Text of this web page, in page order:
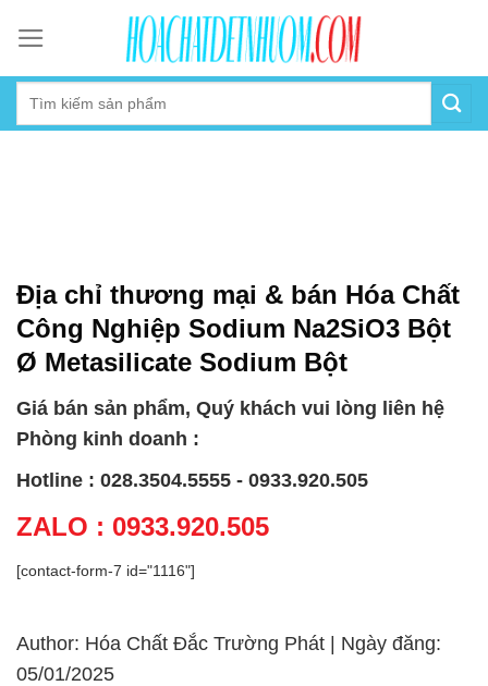
content
Địa chỉ thương mại & bán Hóa Chất
Công Nghiệp Sodium Na2SiO3 Bột
Ø Metasilicate Sodium Bột
Giá bán sản phẩm, Quý khách vui lòng liên hệ
Phòng kinh doanh :
Hotline : 028.3504.5555 - 0933.920.505
ZALO : 0933.920.505
[contact-form-7 id="1116"]
Author: Hóa Chất Đắc Trường Phát | Ngày đăng:
05/01/2025